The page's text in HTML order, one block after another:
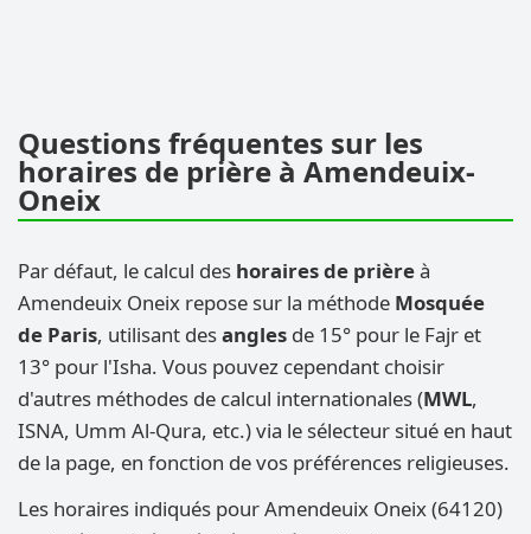
Questions fréquentes sur les
horaires de prière à Amendeuix-
Oneix
Par défaut, le calcul des horaires de prièreà
Amendeuix Oneix repose sur la méthode Mosquée
de Paris, utilisant desangles de 15° pour le Fajr et
13° pour l'Isha. Vous pouvez cependant choisir
d'autres méthodes de calcul internationales (MWL,
ISNA, Umm Al-Qura, etc.) via le sélecteur situé en haut
de la page, en fonction de vos préférences religieuses.
Les horaires indiqués pour Amendeuix Oneix (64120)